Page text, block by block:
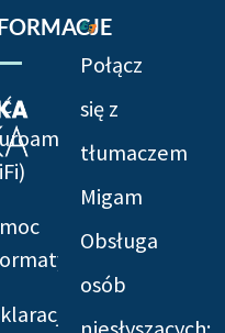
Połącz
się z
tłumaczem
Migam
Obsługa
osób